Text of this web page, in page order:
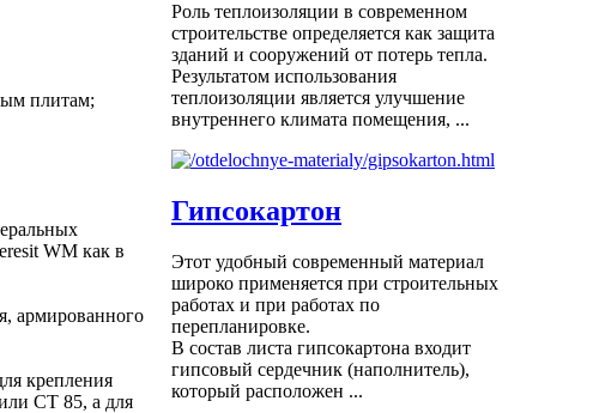
плитам;
WM как в
армированного
крепления
CT 85, а для
Роль теплоизоляции в современном
строительстве определяется как защита
зданий и сооружений от потерь тепла.
Результатом использования
теплоизоляции является улучшение
внутреннего климата помещения, ...
Гипсокартон
Этот удобный современный материал
широко применяется при строительных
работах и при работах по
перепланировке.
В состав листа гипсокартона входит
гипсовый сердечник (наполнитель),
который расположен ...